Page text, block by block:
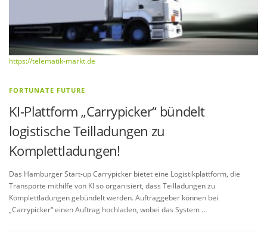
https://telematik-markt.de
FORTUNATE FUTURE
KI-Plattform „Carrypicker“ bündelt
logistische Teilladungen zu
Komplettladungen!
Das Hamburger Start-up Carrypicker bietet eine Logistikplattform, die
Transporte mithilfe von KI so organisiert, dass Teilladungen zu
Komplettladungen gebündelt werden. Auftraggeber können bei
„Carrypicker“ einen Auftrag hochladen, wobei das System …